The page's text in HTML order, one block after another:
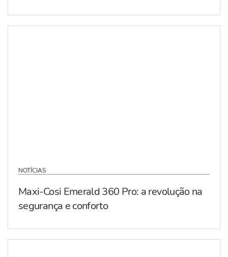
NOTÍCIAS
Maxi-Cosi Emerald 360 Pro: a revolução na
segurança e conforto